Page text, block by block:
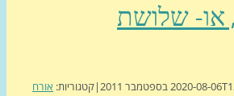
שלושת
|קטגוריות:אורח